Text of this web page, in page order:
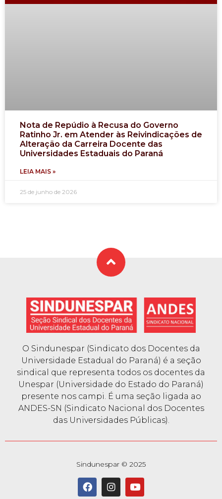
Nota de Repúdio à Recusa do Governo
Ratinho Jr. em Atender às Reivindicações de
Alteração da Carreira Docente das
Universidades Estaduais do Paraná
LEIA MAIS »
25 de junho de 2026
O Sindunespar (Sindicato dos Docentes da
Universidade Estadual do Paraná) é a seção
sindical que representa todos os docentes da
Unespar (Universidade do Estado do Paraná)
presente nos campi. É uma seção ligada ao
ANDES-SN (Sindicato Nacional dos Docentes
das Universidades Públicas).
Sindunespar © 2025